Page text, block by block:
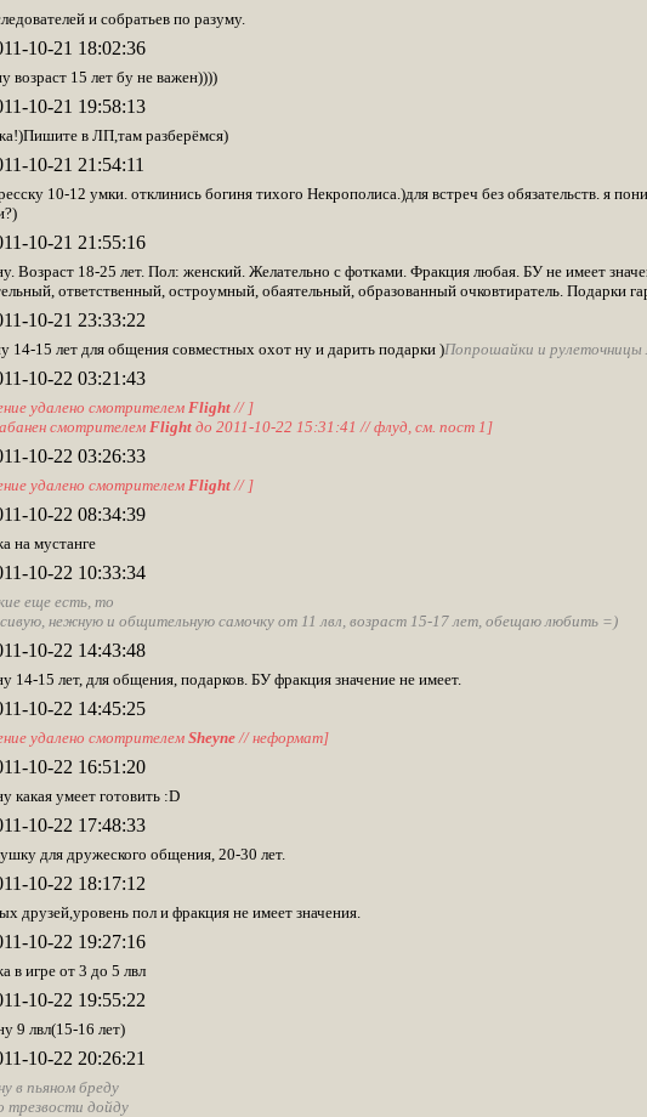
и собратьев по разуму.
10-21 18:02:36
возраст 15 лет бу не важен))))
10-21 19:58:13
в ЛП,там разберёмся)
10-21 21:54:11
10-12 умки. отклинись богиня тихого Некрополиса.)для встреч без обязательств. я
10-21 21:55:16
Возраст 18-25 лет. Пол: женский. Желательно с фотками. Фракция любая. БУ не имеет
ответственный, остроумный, обаятельный, образованный очковтиратель. Подарки
10-21 23:33:22
14-15 лет для общения совместных охот ну и дарить подарки )Попрошайки и рулеточницы
10-22 03:21:43
удалено смотрителем Flight// ]
смотрителем Flightдо 2011-10-22 15:31:41 // флуд, см. пост 1]
10-22 03:26:33
удалено смотрителем Flight// ]
10-22 08:34:39
на мустанге
10-22 10:33:34
еще есть, то
нежную и общительную самочку от 11 лвл, возраст 15-17 лет, обещаю любить =)
10-22 14:43:48
14-15 лет, для общения, подарков. БУ фракция значение не имеет.
10-22 14:45:25
удалено смотрителем Sheyne// неформат]
10-22 16:51:20
какая умеет готовить :D
10-22 17:48:33
для дружеского общения, 20-30 лет.
10-22 18:17:12
друзей,уровень пол и фракция не имеет значения.
10-22 19:27:16
в игре от 3 до 5 лвл
10-22 19:55:22
9 лвл(15-16 лет)
10-22 20:26:21
в пьяном бреду
трезвости дойду